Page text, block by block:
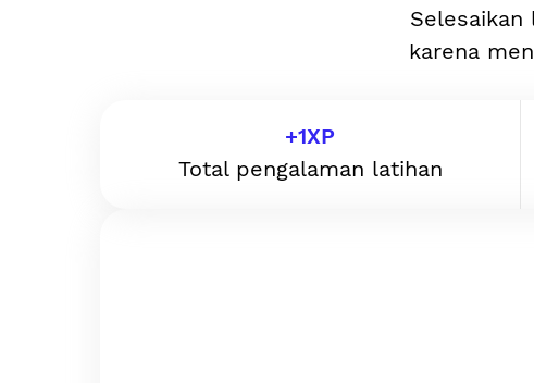
Selesaikan
karena
+1XP
Total pengalaman latihan